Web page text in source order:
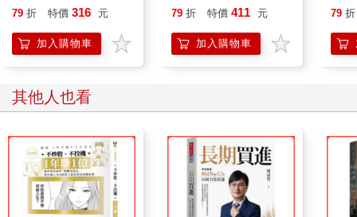
不同的內在力量
79 折 特價 316 元
加入購物車
療癒自我、重獲新生？
79 折 特價 411 元
加入購物車
薦
用
隊（
79 折
其他人也看